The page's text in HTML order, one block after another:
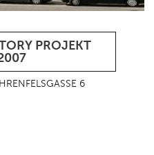
PROJEKT
6